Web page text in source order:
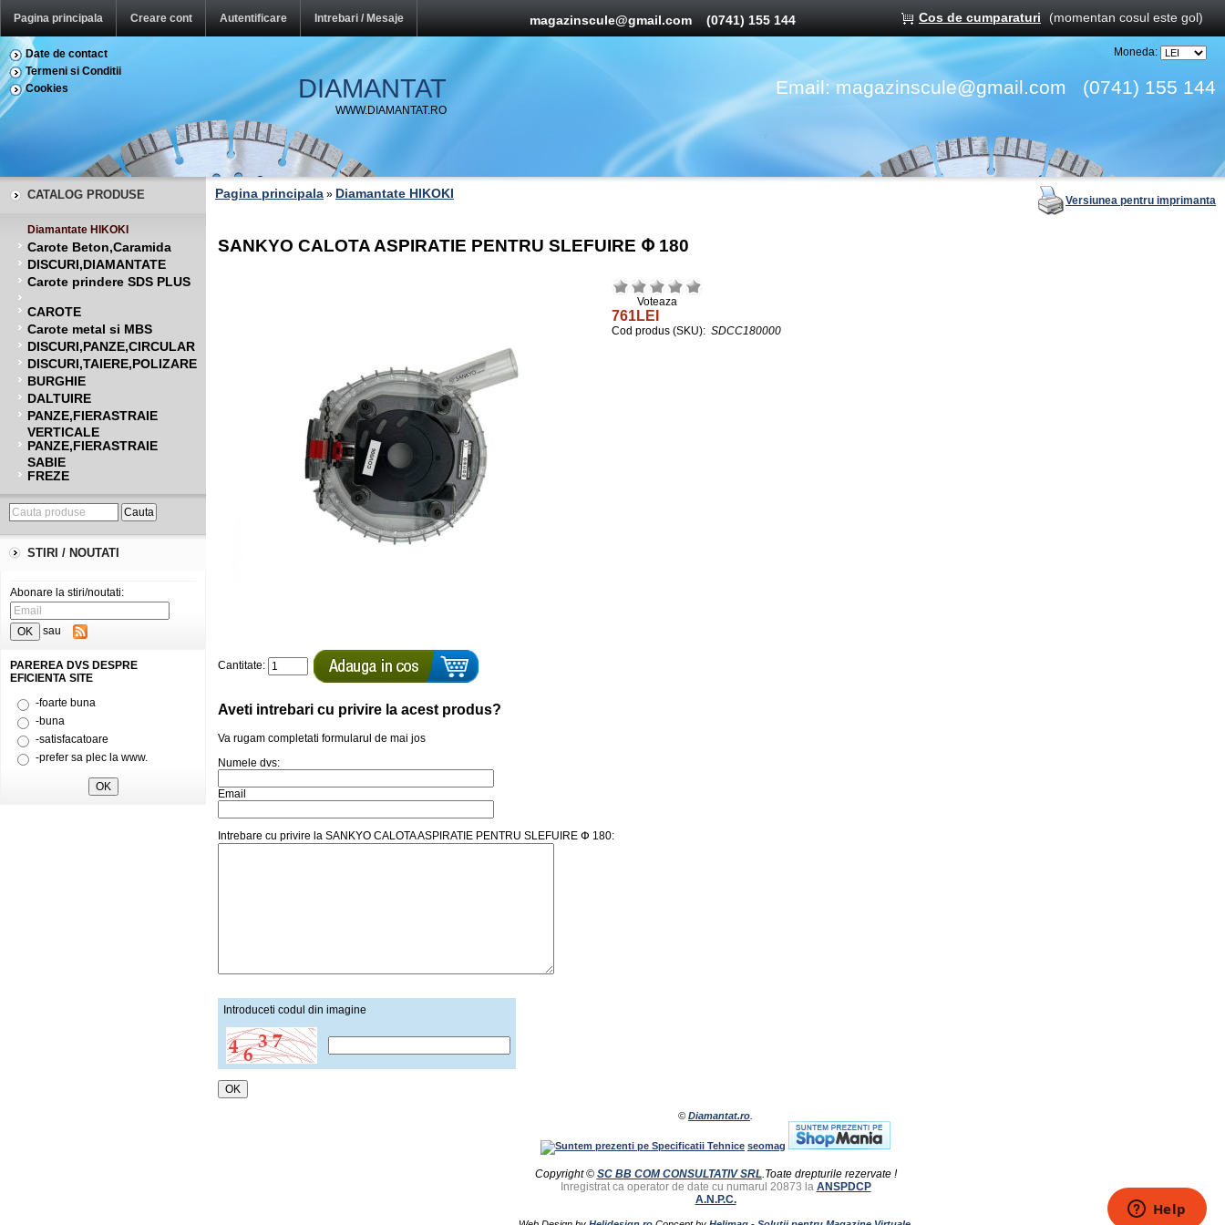
Pagina principala Creare cont Autentificare Intrebari / Mesaje magazinscule@gmail.com(0741) 155 144 Cos de cumparaturi (momentan cosul este gol)
Date de contact
Termeni si Conditii
Cookies
DIAMANTAT
WWW.DIAMANTAT.RO
Moneda:
Email:magazinscule@gmail.com (0741) 155 144
CATALOG PRODUSE
Diamantate HIKOKI
Carote Beton,Caramida
DISCURI,DIAMANTATE
Carote prindere SDS PLUS
CAROTE
Carote metal si MBS
DISCURI,PANZE,CIRCULAR
DISCURI,TAIERE,POLIZARE
BURGHIE
DALTUIRE
PANZE,FIERASTRAIE
VERTICALE
PANZE,FIERASTRAIE
SABIE
FREZE
STIRI / NOUTATI
Abonare la stiri/noutati:
sau
PAREREA DVS DESPRE
EFICIENTA SITE
-foarte buna
-buna
-satisfacatoare
-prefer sa plec la www.
Pagina principala » Diamantate HIKOKI Versiunea pentru imprimanta
SANKYO CALOTA ASPIRATIE PENTRU SLEFUIRE Փ 180
Voteaza
761LEI
Cod produs (SKU): SDCC180000
Cantitate:
Aveti intrebari cu privire la acest produs?
Va rugam completati formularul de mai jos
Numele dvs:
Email
Intrebare cu privire la SANKYO CALOTA ASPIRATIE PENTRU SLEFUIRE Փ 180:
Introduceti codul din imagine
© Diamantat.ro
seomag
Copyright © SC BB COM CONSULTATIV SRL.Toate drepturile rezervate !
Inregistrat ca operator de date cu numarul 20873 la ANSPDCP
A.N.P.C.